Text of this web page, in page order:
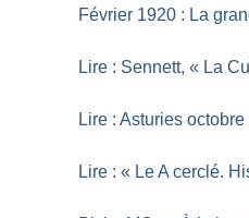
Février 1920 : La
Lire : Sennett, « La
Lire : Asturies
Lire : « Le A cerclé.